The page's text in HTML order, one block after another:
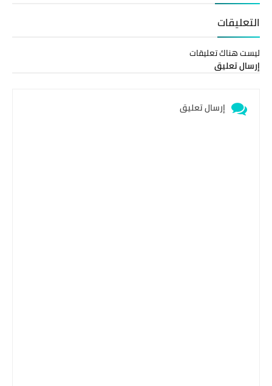
التعليقات
ليست هناك تعليقات
إرسال تعليق
إرسال تعليق